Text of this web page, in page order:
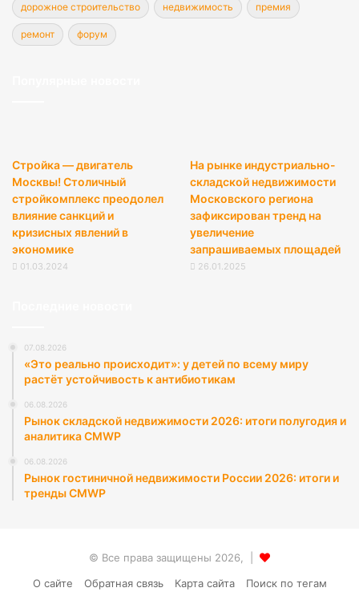
дорожное строительство недвижимость премия
ремонт форум
Стройка — двигатель
Москвы! Столичный
стройкомплекс преодолел
влияние санкций и
кризисных явлений в
экономике
01.03.2024
На рынке индустриально-
складской недвижимости
Московского региона
зафиксирован тренд на
увеличение
запрашиваемых площадей
26.01.2025
07.08.2026
«Это реально происходит»: у детей по всему миру
растёт устойчивость к антибиотикам
06.08.2026
Рынок складской недвижимости 2026: итоги полугодия и
аналитика CMWP
06.08.2026
Рынок гостиничной недвижимости России 2026: итоги и
тренды CMWP
© Все права защищены 2026, |
О сайте
Обратная связь Карта сайта
Поиск по тегам